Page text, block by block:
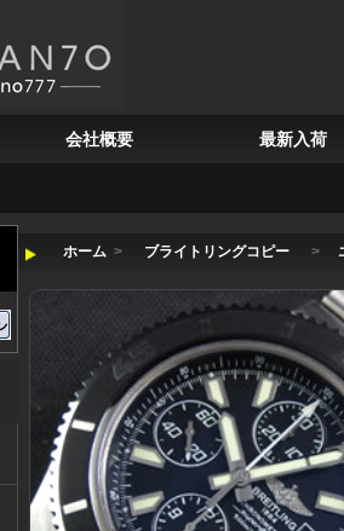
会社概要 最新入荷
ホーム > ブライトリングコピー >